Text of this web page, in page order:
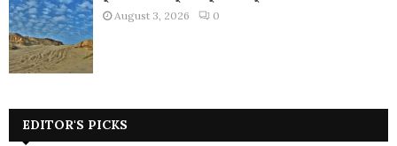
August 3, 2026 0
EDITOR'S PICKS